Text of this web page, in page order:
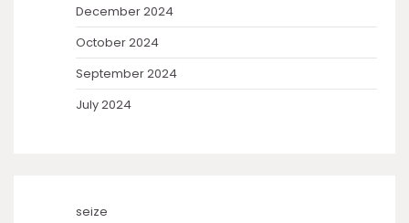
December 2024
October 2024
September 2024
July 2024
seize